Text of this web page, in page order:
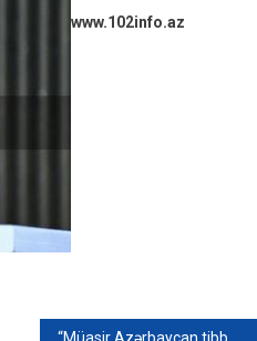
www.102info.az